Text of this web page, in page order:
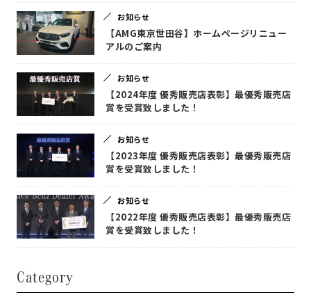
お知らせ
【AMG東京世田谷】ホームページリニュー
アルのご案内
お知らせ
【2024年度 優秀販売店表彰】最優秀販売店
賞を受賞致しました！
お知らせ
【2023年度 優秀販売店表彰】最優秀販売店
賞を受賞致しました！
お知らせ
【2022年度 優秀販売店表彰】最優秀販売店
賞を受賞致しました！
Category